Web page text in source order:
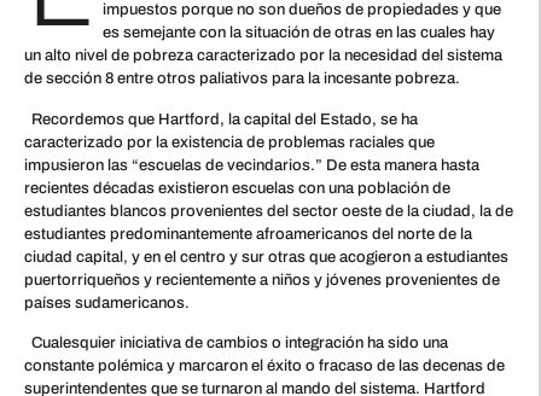
impuestos porque no son dueños de propiedades y que
es semejante con la situación de otras en las cuales hay
un alto nivel de pobreza caracterizado por la necesidad del sistema
de sección 8 entre otros paliativos para la incesante pobreza.
Recordemos que Hartford, la capital del Estado, se ha
caracterizado por la existencia de problemas raciales que
impusieron las “escuelas de vecindarios.” De esta manera hasta
recientes décadas existieron escuelas con una población de
estudiantes blancos provenientes del sector oeste de la ciudad, la de
estudiantes predominantemente afroamericanos del norte de la
ciudad capital, y en el centro y sur otras que acogieron a estudiantes
puertorriqueños y recientemente a niños y jóvenes provenientes de
países sudamericanos.
Cualesquier iniciativa de cambios o integración ha sido una
constante polémica y marcaron el éxito o fracaso de las decenas de
superintendentes que se turnaron al mando del sistema. Hartford